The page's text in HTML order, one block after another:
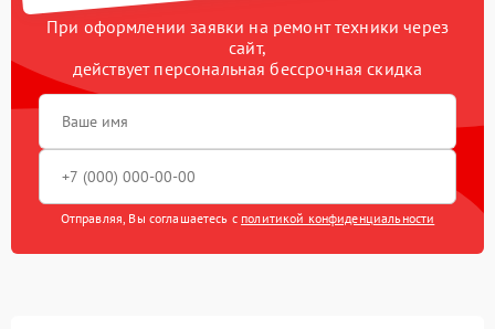
При оформлении заявки на ремонт техники через
сайт,
действует персональная бессрочная скидка
Отправляя, Вы соглашаетесь с политикой конфиденциальности